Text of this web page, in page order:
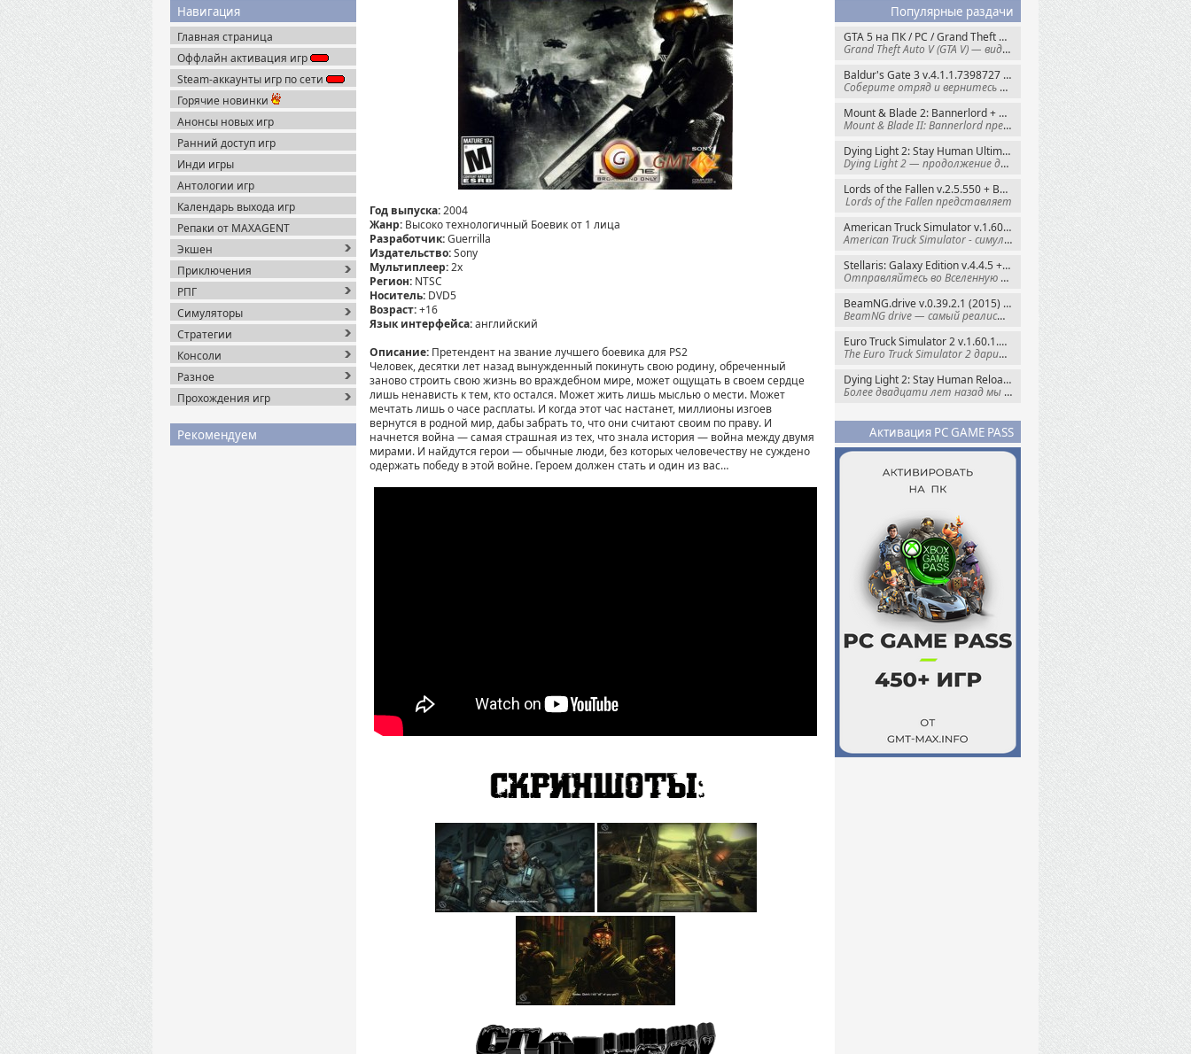
Популярные раздачи
GTA 5 на ПК / PC / Grand Theft Auto V: Premium Edition (2015) Steam-Rip
Grand Theft Auto V (GTA V) — видеоигра из
Baldur's Gate 3 v.4.1.1.7398727 + Все DLC (2023) GOG-Rip
Соберите отряд и вернитесь в Забытые
Mount & Blade 2: Bannerlord + War Sails v.1.4.7.117484 (2025) GOG
Mount & Blade II: Bannerlord представляет
Dying Light 2: Stay Human Ultimate Edition v.1.29.0 + Все DLC (2022) Пиратка
Dying Light 2 — продолжение динамичного
Lords of the Fallen v.2.5.550 + Все DLC (2023) Пиратка
Lords of the Fallen представляет
American Truck Simulator v.1.60.1.8s + Все DLC (2016) Пиратка
American Truck Simulator - симулятор
Stellaris: Galaxy Edition v.4.4.5 + Все DLC (2016) Пиратка
Отправляйтесь во Вселенную полную чудес и
BeamNG.drive v.0.39.2.1 (2015) RePack
BeamNG drive — самый реалистичный
Euro Truck Simulator 2 v.1.60.1.7s + Все DLC (2012) Пиратка
The Euro Truck Simulator 2 дарит вам опыт
Dying Light 2: Stay Human Reloaded Edition v.1.28.3 + Все DLC (2022) RePack
Более двадцати лет назад мы пытались
Активация PC GAME PASS
Навигация
Главная страница
Оффлайн активация игр
Steam-аккаунты игр по сети
Горячие новинки
Анонсы новых игр
Ранний доступ игр
Инди игры
Антологии игр
Календарь выхода игр
Репаки от MAXAGENT
Экшен
Приключения
РПГ
Симуляторы
Стратегии
Консоли
Разное
Прохождения игр
Рекомендуем
Год выпуска:2004
Жанр: Высоко технологичный Боевик от 1 лица
Разработчик:Guerrilla
Издательство:Sony
Мультиплеер:2x
Регион: NTSC
Носитель: DVD5
Возраст:+16
Язык интерфейса:английский
Описание: Претендент на звание лучшего боевика для PS2
Человек, десятки лет назад вынужденный покинуть свою родину, обреченный
заново строить свою жизнь во враждебном мире, может ощущать в своем сердце
лишь ненависть к тем, кто остался. Может жить лишь мыслью о мести. Может
мечтать лишь о часе расплаты. И когда этот час настанет, миллионы изгоев
вернутся в родной мир, дабы забрать то, что они считают своим по праву. И
начнется война — самая страшная из тех, что знала история — война между двумя
мирами. И найдутся герои — обычные люди, без которых человечеству не суждено
одержать победу в этой войне. Героем должен стать и один из вас…